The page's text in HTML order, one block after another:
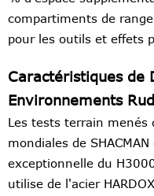
compartiments de
pour les outils et effets
Caractéristiques de
Environnements
Les tests terrain
mondiales de
exceptionnelle du
utilise de l'acier